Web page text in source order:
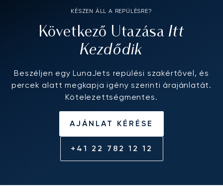
KÉSZEN ÁLL A REPÜLÉSRE?
Következő Utazása Itt
Kezdődik
Beszéljen egy LunaJets repülési szakértővel, és
percek alatt megkapja igény szerinti árajánlatát.
Kötelezettségmentes.
AJÁNLAT KÉRÉSE
+41 22 782 12 12